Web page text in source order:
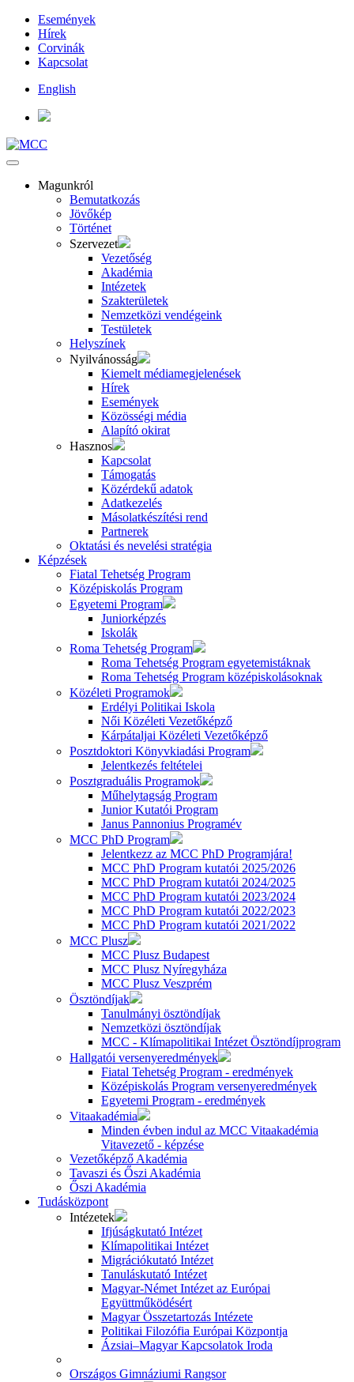
Események
Hírek
Corvinák
Kapcsolat
English
Magunkról
Bemutatkozás
Jövőkép
Történet
Szervezet
Vezetőség
Akadémia
Intézetek
Szakterületek
Nemzetközi vendégeink
Testületek
Helyszínek
Nyilvánosság
Kiemelt médiamegjelenések
Hírek
Események
Közösségi média
Alapító okirat
Hasznos
Kapcsolat
Támogatás
Közérdekű adatok
Adatkezelés
Másolatkészítési rend
Partnerek
Oktatási és nevelési stratégia
Képzések
Fiatal Tehetség Program
Középiskolás Program
Egyetemi Program
Juniorképzés
Iskolák
Roma Tehetség Program
Roma Tehetség Program egyetemistáknak
Roma Tehetség Program középiskolásoknak
Közéleti Programok
Erdélyi Politikai Iskola
Női Közéleti Vezetőképző
Kárpátaljai Közéleti Vezetőképző
Posztdoktori Könyvkiadási Program
Jelentkezés feltételei
Posztgraduális Programok
Műhelytagság Program
Junior Kutatói Program
Janus Pannonius Programév
MCC PhD Program
Jelentkezz az MCC PhD Programjára!
MCC PhD Program kutatói 2025/2026
MCC PhD Program kutatói 2024/2025
MCC PhD Program kutatói 2023/2024
MCC PhD Program kutatói 2022/2023
MCC PhD Program kutatói 2021/2022
MCC Plusz
MCC Plusz Budapest
MCC Plusz Nyíregyháza
MCC Plusz Veszprém
Ösztöndíjak
Tanulmányi ösztöndíjak
Nemzetközi ösztöndíjak
MCC - Klímapolitikai Intézet Ösztöndíjprogram
Hallgatói versenyeredmények
Fiatal Tehetség Program - eredmények
Középiskolás Program versenyeredmények
Egyetemi Program - eredmények
Vitaakadémia
Minden évben indul az MCC Vitaakadémia
Vitavezető - képzése
Vezetőképző Akadémia
Tavaszi és Őszi Akadémia
Őszi Akadémia
Tudásközpont
Intézetek
Ifjúságkutató Intézet
Klímapolitikai Intézet
Migrációkutató Intézet
Tanuláskutató Intézet
Magyar-Német Intézet az Európai
Együttműködésért
Magyar Összetartozás Intézete
Politikai Filozófia Európai Központja
Ázsiai–Magyar Kapcsolatok Iroda
Országos Gimnáziumi Rangsor